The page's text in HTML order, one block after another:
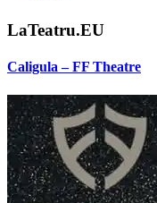
LaTeatru.EU
Caligula – FF Theatre